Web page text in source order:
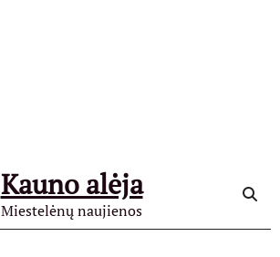
Kauno alėja
Miestelėnų naujienos